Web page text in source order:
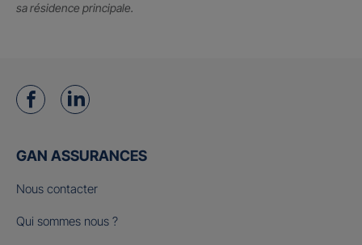
sa résidence principale.
GAN ASSURANCES
Nous contacter
Qui sommes nous ?